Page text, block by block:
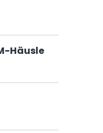
Häusle